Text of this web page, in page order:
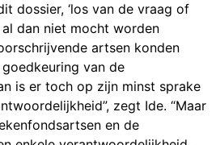
dossier, ‘los van de vraag of
dan niet mocht worden
artsen konden
van de
is er toch op zijn minst sprake
zegt Ide. “Maar
en de